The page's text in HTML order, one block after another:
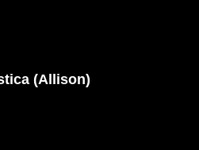
(Allison)